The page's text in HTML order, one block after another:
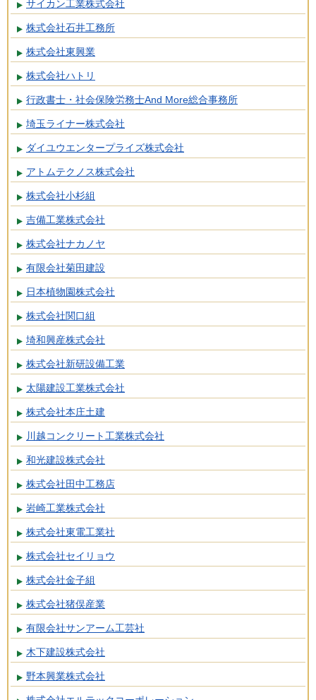
サイカン工業株式会社
株式会社石井工務所
株式会社東興業
株式会社ハトリ
行政書士・社会保険労務士And More総合事務所
埼玉ライナー株式会社
ダイユウエンタープライズ株式会社
アトムテクノス株式会社
株式会社小杉組
吉備工業株式会社
株式会社ナカノヤ
有限会社菊田建設
日本植物園株式会社
株式会社関口組
埼和興産株式会社
株式会社新研設備工業
太陽建設工業株式会社
株式会社本庄土建
川越コンクリート工業株式会社
和光建設株式会社
株式会社田中工務店
岩崎工業株式会社
株式会社東電工業社
株式会社セイリョウ
株式会社金子組
株式会社猪俣産業
有限会社サンアーム工芸社
木下建設株式会社
野本興業株式会社